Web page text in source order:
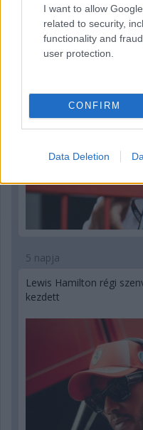
I want to allow
related to security,
functionality and
user protection.
CONFIRM
Data Deletion
Marko szerint a
valójában
5 napja
Lewis Hamilton régi
kezdett